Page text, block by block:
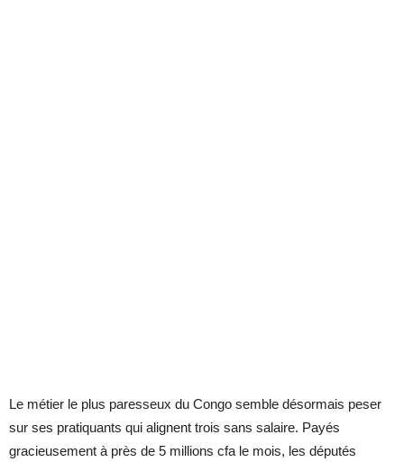
Le métier le plus paresseux du Congo semble désormais peser
sur ses pratiquants qui alignent trois sans salaire. Payés
gracieusement à près de 5 millions cfa le mois, les députés